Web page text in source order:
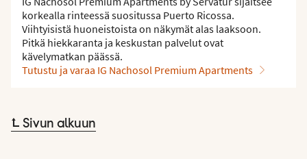
korkealla rinteessä suositussa Puerto Ricossa.
Viihtyisistä huoneistoista on näkymät alas laaksoon.
Pitkä hiekkaranta ja keskustan palvelut ovat
kävelymatkan päässä.
Tutustu ja varaa IG Nachosol Premium Apartments
⮤ Sivun alkuun